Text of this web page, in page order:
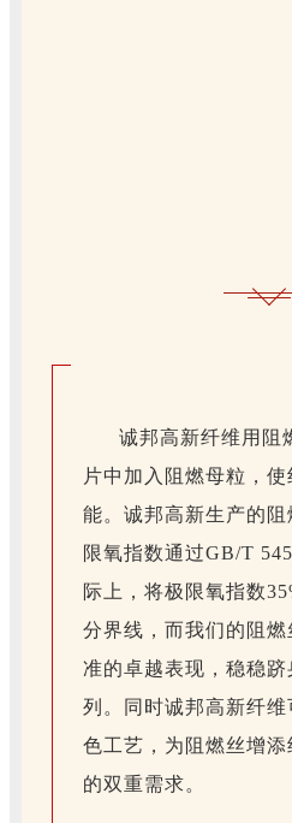
诚邦高新纤维用阻
片中加入阻燃母粒，
能。诚邦高新生产的阻
限氧指数通过GB/T
际上，将极限氧指数
分界线，而我们的阻
准的卓越表现，稳稳
列。同时诚邦高新纤
色工艺，为阻燃丝增
的双重需求。